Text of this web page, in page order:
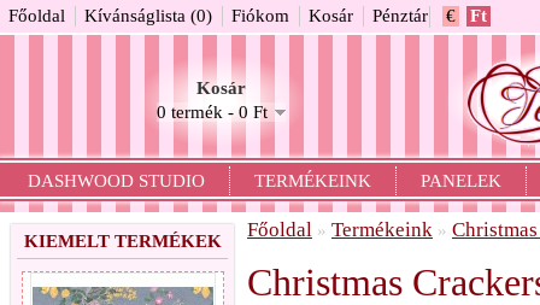
€ Ft
Kosár
0 termék - 0 Ft
Főoldal Kívánságlista (0) Fiókom Kosár Pénztár
DASHWOOD STUDIO TERMÉKEINK PANELEK
KIEMELT TERMÉKEK Főoldal » Termékeink »
Christmas